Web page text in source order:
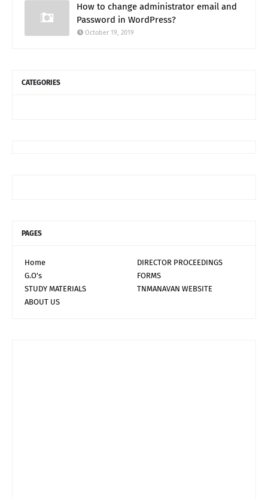
How to change administrator email and
Password in WordPress?
October 19, 2019
CATEGORIES
PAGES
Home
DIRECTOR PROCEEDINGS
G.O's
FORMS
STUDY MATERIALS
TNMANAVAN WEBSITE
ABOUT US